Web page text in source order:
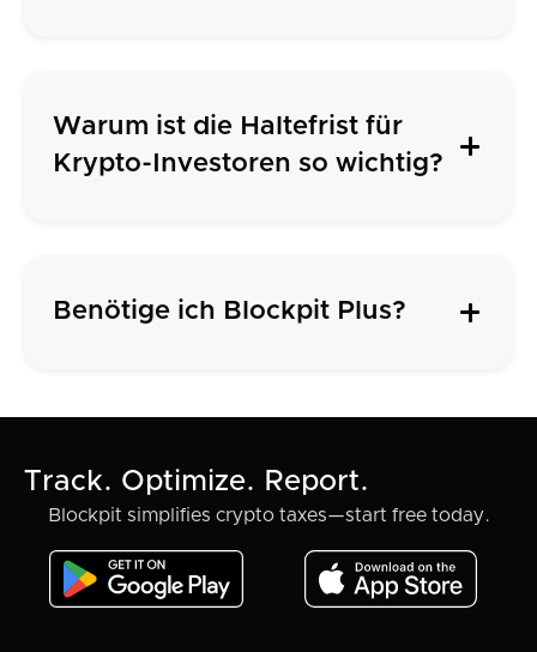
Warum ist die Haltefrist für
Krypto-Investoren so wichtig?
Benötige ich Blockpit Plus?
Track. Optimize. Report.
Blockpit simplifies crypto taxes—start free today.